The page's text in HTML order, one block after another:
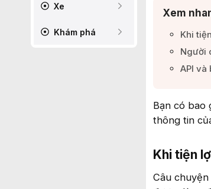
Xe
Khám phá
Xem
Khi
Người
API và
Bạn có bao
thông tin
Khi tiện
Câu